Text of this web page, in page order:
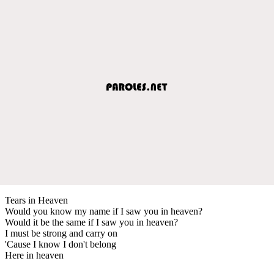
Tears in Heaven
Would you know my name if I saw you in heaven?
Would it be the same if I saw you in heaven?
I must be strong and carry on
'Cause I know I don't belong
Here in heaven